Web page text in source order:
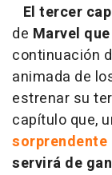
El tercer
de Marvel
continuación
animada de
estrenar su
capítulo que,
sorprendente
servirá de